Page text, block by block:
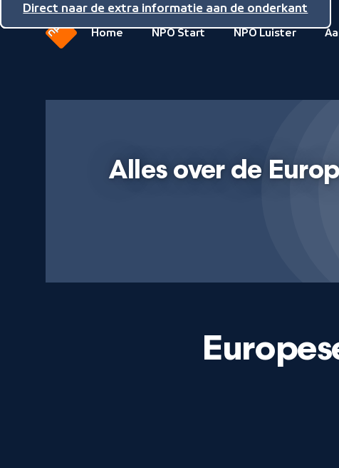
Direct naar de inhoud
Direct naar de hoofdnavigatie
Direct naar de extra informatie aan de onderkant
Home NPO Start NPO Luister
Alles over de